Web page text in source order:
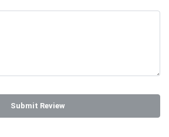
Submit Review